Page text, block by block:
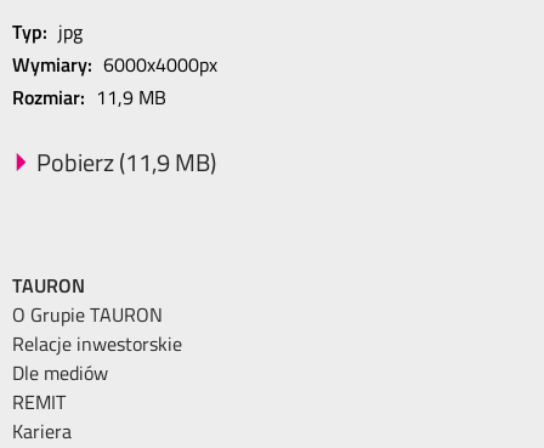
Typ: jpg
Wymiary: 6000x4000px
Rozmiar: 11,9 MB
Pobierz (11,9 MB)
TAURON
O Grupie TAURON
Relacje inwestorskie
Dle mediów
REMIT
Kariera